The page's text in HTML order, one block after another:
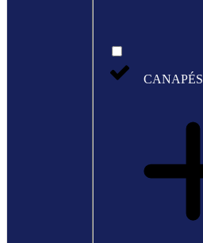
CANAPÉS